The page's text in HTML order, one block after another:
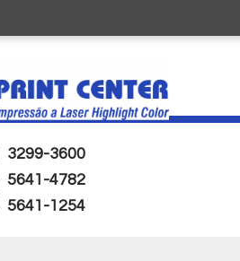
3299-3600
5641-4782
5641-1254